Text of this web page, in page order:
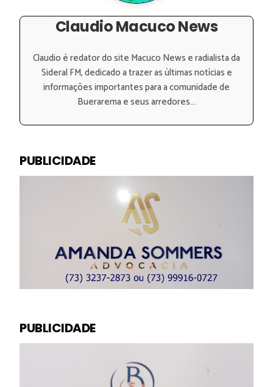
Claudio Macuco News
Claudio é redator do site Macuco News e radialista da
Sideral FM, dedicado a trazer as últimas notícias e
informações importantes para a comunidade de
Buerarema e seus arredores...
PUBLICIDADE
PUBLICIDADE